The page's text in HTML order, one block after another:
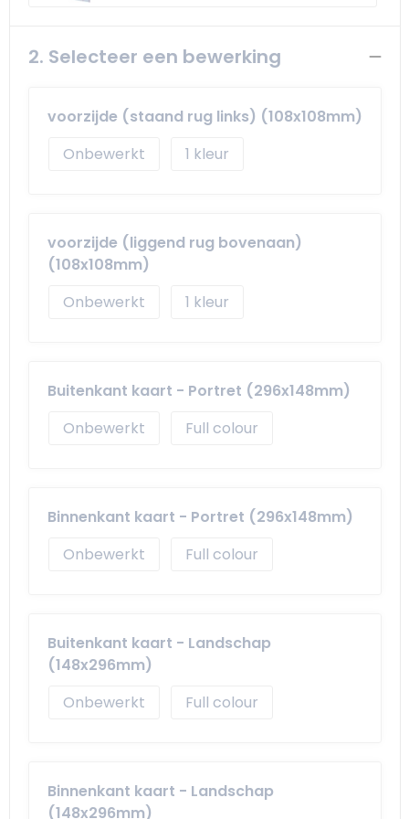
Sporttassen
Tablettassen
Werkkleding sets
Schorten en Sloven
2. Selecteer een bewerking
voorzijde (staand rug links) (108x108mm)
Onbewerkt
1
voorzijde (liggend rug bovenaan)
(108x108mm)
Onbewerkt
1
Buitenkant kaart - Portret (296x148mm)
Onbewerkt
Full colour
Binnenkant kaart - Portret (296x148mm)
Onbewerkt
Full colour
Buitenkant kaart - Landschap
(148x296mm)
Onbewerkt
Full colour
Binnenkant kaart - Landschap
(148x296mm)